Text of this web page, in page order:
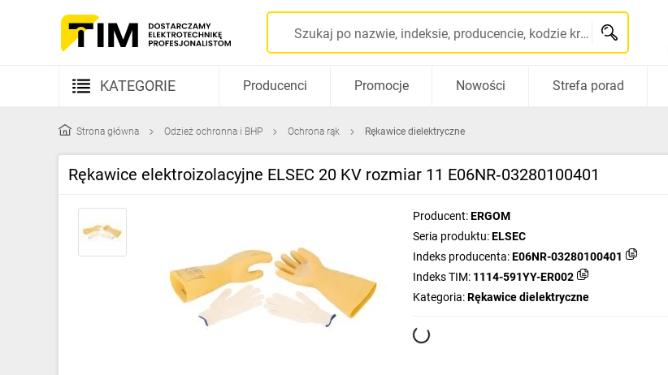
Szukaj po nazwie, indeksie, producencie, kodzie kreskowym...
KATEGORIE
Kable i przewody
Rozdzielnice i obudowy
Producenci Promocje Nowości Strefa porad
Strona główna Odzież ochronna i BHP Ochrona rąk Rękawice dielektryczne
Rękawice elektroizolacyjne ELSEC 20 KV rozmiar 11 E06NR‑03280100401
Producent:ERGOM
Seria produktu:ELSEC
Indeks producenta:E06NR-03280100401
Indeks TIM: 1114-591YY-ER002
Kategoria:Rękawice dielektryczne